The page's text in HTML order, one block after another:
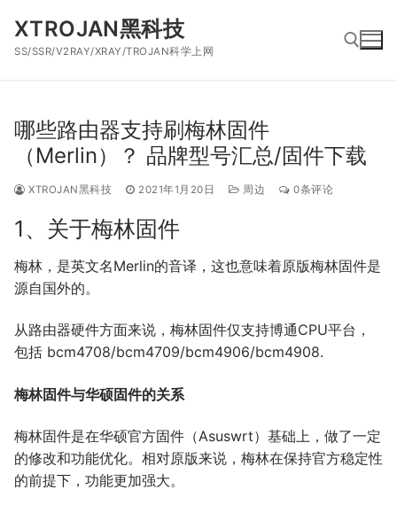
XTROJAN黑科技
SS/SSR/V2RAY/XRAY/TROJAN科学上网
搜索：
哪些路由器支持刷梅林固件
（Merlin）？ 品牌型号汇总/固件下载
XTROJAN黑科技 2021年1月20日 周边 0条评论
1、关于梅林固件
梅林，是英文名Merlin的音译，这也意味着原版梅林固件是
源自国外的。
从路由器硬件方面来说，梅林固件仅支持博通CPU平台，
包括 bcm4708/bcm4709/bcm4906/bcm4908.
梅林固件与华硕固件的关系
梅林固件是在华硕官方固件（Asuswrt）基础上，做了一定
的修改和功能优化。相对原版来说，梅林在保持官方稳定性
的前提下，功能更加强大。